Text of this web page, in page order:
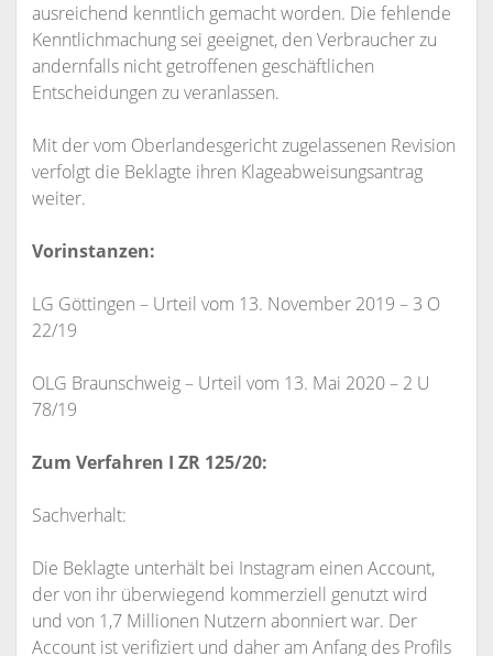
ausreichend kenntlich gemacht worden. Die fehlende
Kenntlichmachung sei geeignet, den Verbraucher zu
andernfalls nicht getroffenen geschäftlichen
Entscheidungen zu veranlassen.
Mit der vom Oberlandesgericht zugelassenen Revision
verfolgt die Beklagte ihren Klageabweisungsantrag
weiter.
Vorinstanzen:
LG Göttingen – Urteil vom 13. November 2019 – 3 O
22/19
OLG Braunschweig – Urteil vom 13. Mai 2020 – 2 U
78/19
Zum Verfahren I ZR 125/20:
Sachverhalt:
Die Beklagte unterhält bei Instagram einen Account,
der von ihr überwiegend kommerziell genutzt wird
und von 1,7 Millionen Nutzern abonniert war. Der
Account ist verifiziert und daher am Anfang des Profils